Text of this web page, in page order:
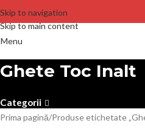
Skip to navigation
Skip to main content
Menu
Ghete Toc Inalt
Categorii
Prima pagină Produse etichetate